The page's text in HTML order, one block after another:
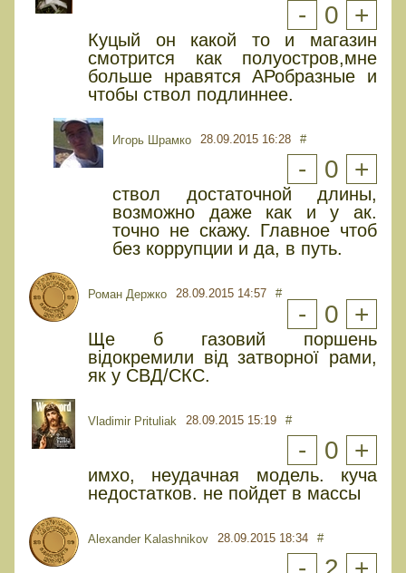
- 0 +
Куцый он какой то и магазин
смотрится как полуостров,мне
больше нравятся АРобразные и
чтобы ствол подлиннее.
Игорь Шрамко 28.09.2015 16:28 #
- 0 +
ствол достаточной длины,
возможно даже как и у ак.
точно не скажу. Главное чтоб
без коррупции и да, в путь.
Роман Держко 28.09.2015 14:57 #
- 0 +
Ще б газовий поршень
відокремили від затворної рами,
як у СВД/СКС.
Vladimir Prituliak 28.09.2015 15:19 #
- 0 +
имхо, неудачная модель. куча
недостатков. не пойдет в массы
Alexander Kalashnikov 28.09.2015 18:34 #